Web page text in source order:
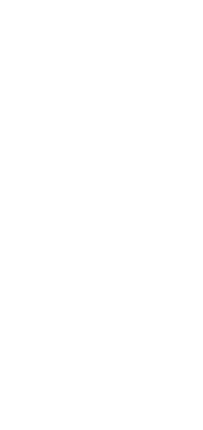
Olive Young 商店，你可以輕鬆